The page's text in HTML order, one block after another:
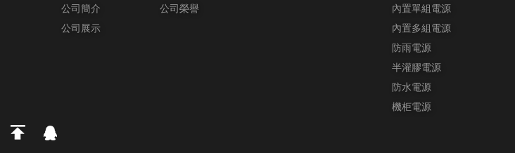
公司簡介
公司榮譽
公司展示
內置單組電源
內置多組電源
防雨電源
半灌膠電源
防水電源
機柜電源